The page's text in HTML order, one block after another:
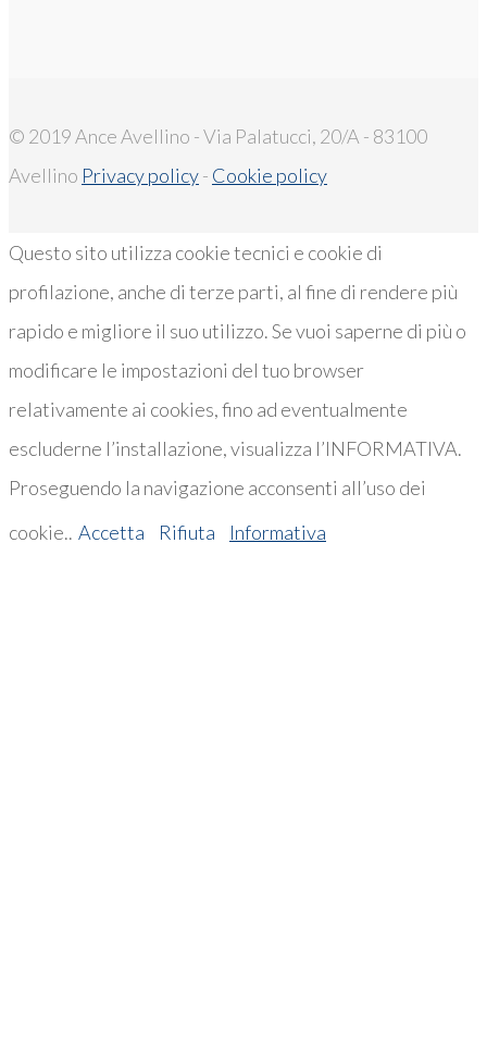
© 2019 Ance Avellino - Via Palatucci, 20/A - 83100
Avellino Privacy policy- Cookie policy
Questo sito utilizza cookie tecnici e cookie di
profilazione, anche di terze parti, al fine di rendere più
rapido e migliore il suo utilizzo. Se vuoi saperne di più o
modificare le impostazioni del tuo browser
relativamente ai cookies, fino ad eventualmente
escluderne l’installazione, visualizza l’INFORMATIVA.
Proseguendo la navigazione acconsenti all’uso dei
cookie.. Accetta Rifiuta Informativa